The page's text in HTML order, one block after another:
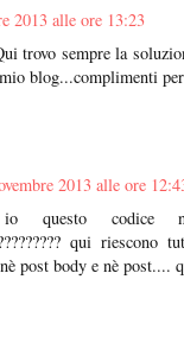
2013 alle ore 13:23
trovo sempre la
blog...complimenti
2013 alle ore
io questo codice
qui
post body e nè post....